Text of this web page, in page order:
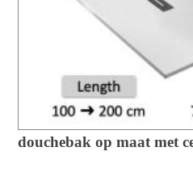
douchebak op maat met